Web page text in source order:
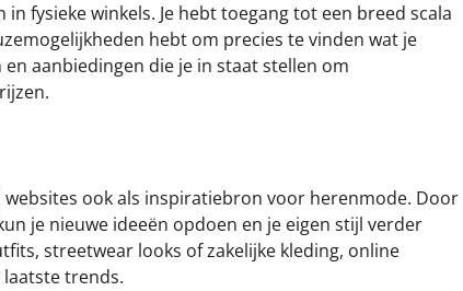
fysieke winkels. Je hebt toegang tot een breed scala
hebt om precies te vinden wat je
aanbiedingen die je in staat stellen om
ook als inspiratiebron voor herenmode. Door
je nieuwe ideeën opdoen en je eigen stijl verder
streetwear looks of zakelijke kleding, online
trends.